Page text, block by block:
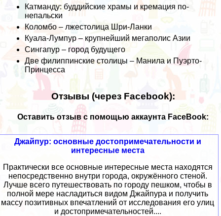
Катманду: буддийские храмы и кремация по-
непальски
Коломбо – лжестолица Шри-Ланки
Куала-Лумпур – крупнейший мегаполис Азии
Сингапур – город будущего
Две филиппинские столицы – Манила и Пуэрто-
Принцесса
Отзывы (через Facebook):
Оставить отзыв с помощью аккаунта FaceBook:
Джайпур: основные достопримечательности и
интересные места
Практически все основные интересные места находятся
непосредственно внутри города, окружённого стеной.
Лучше всего путешествовать по городу пешком, чтобы в
полной мере насладиться видом Джайпура и получить
массу позитивных впечатлений от исследования его улиц
и достопримечательностей....